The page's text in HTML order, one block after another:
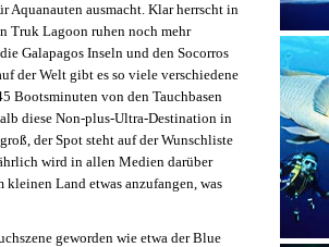
Aquanauten ausmacht. Klar herrscht in
Truk Lagoon ruhen noch mehr
Galapagos Inseln und den Socorros
der Welt gibt es so viele verschiedene
Bootsminuten von den Tauchbasen
diese Non-plus-Ultra-Destination in
der Spot steht auf der Wunschliste
wird in allen Medien darüber
Land etwas anzufangen, was
geworden wie etwa der Blue